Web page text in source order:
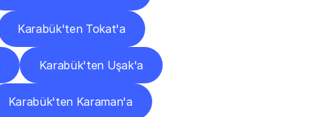
Karabük'ten Tokat'a
Karabük'ten Uşak'a
Karabük'ten Karaman'a